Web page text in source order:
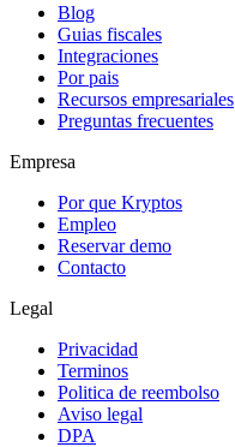
Blog
Guias fiscales
Integraciones
Por pais
Recursos empresariales
Preguntas frecuentes
Empresa
Por que Kryptos
Empleo
Reservar demo
Contacto
Legal
Privacidad
Terminos
Politica de reembolso
Aviso legal
DPA